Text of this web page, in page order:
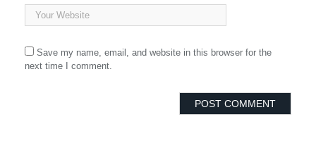
Save my name, email, and website in this browser for the
next time I comment.